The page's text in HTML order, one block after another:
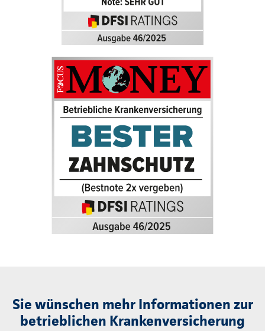
Sie wünschen mehr Informationen zur
betrieblichen Krankenversicherung